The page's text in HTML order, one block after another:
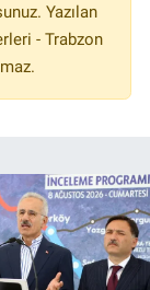
Yazılan
- Trabzon